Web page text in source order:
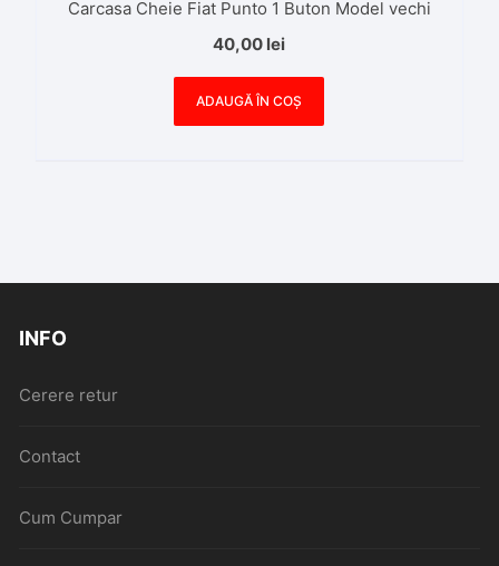
Carcasa Cheie Fiat Punto 1 Buton Model vechi
40,00 lei
ADAUGĂ ÎN COȘ
INFO
Cerere retur
Contact
Cum Cumpar